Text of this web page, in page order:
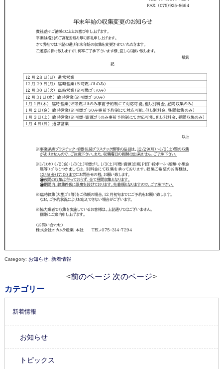
Category: お知らせ, 新着情報
<前のページ 次のページ>
カテゴリー
新着情報
お知らせ
トピックス